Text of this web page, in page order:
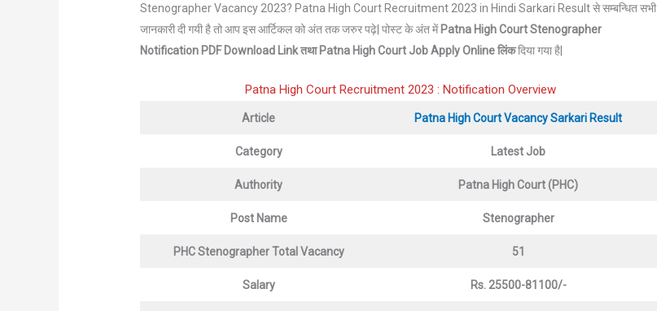
Stenographer Vacancy 2023? Patna High Court Recruitment 2023 in Hindi Sarkari Result से सम्बन्धित सभी
जानकारी दी गयी है तो आप इस आर्टिकल को अंत तक जरुर पढ़े| पोस्ट के अंत में Patna High Court Stenographer
Notification PDF Download Link तथा Patna High Court JobApply Online लिंकदिया गया है|
Patna High Court Recruitment 2023 : Notification Overview
Article Patna High CourtVacancy Sarkari Result
Category Latest Job
Authority Patna High Court (PHC)
Post Name Stenographer
PHC StenographerTotal Vacancy 51
Salary Rs. 25500-81100/-